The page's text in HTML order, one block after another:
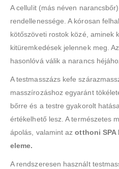
A cellulit (más néven
rendellenessége. A kórosan
kötőszöveti rostok közé, aminek
kitüremkedések jelennek meg.
hasonlóvá válik a narancs
A testmasszázs kefe
masszírozáshoz egyaránt
bőrre és a testre gyakorolt
értékelhető lesz. A természetes
ápolás, valamint az otthoni SPA
eleme.
A rendszeresen használt